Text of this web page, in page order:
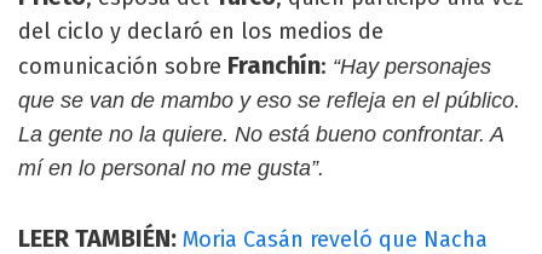
del ciclo y declaró en los medios de
comunicación sobre Franchín: “Hay personajes
que se van de mambo y eso se refleja en el público.
La gente no la quiere. No está bueno confrontar. A
mí en lo personal no me gusta”.
LEER TAMBIÉN: Moria Casán reveló que Nacha